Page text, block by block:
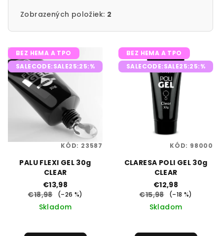
Zobrazených položiek: 2
V
ý
p
o
BEZ HEMA A TPO
SALECODE:SALE25:25:%
PALU FLEXI GEL 30g
CLEAR
€13,98
€18,98
(–26 %)
Skladom
KÓD: 23587
BEZ HEMA A TPO
SALECODE:SALE25:25:%
CLARESA POLI GEL 30g
CLEAR
€12,98
€15,98
(–18 %)
Skladom
KÓD: 98000